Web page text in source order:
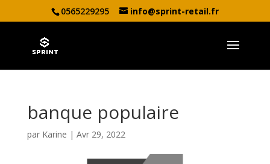
0565229295 info@sprint-retail.fr
banque populaire
par Karine | Avr 29, 2022